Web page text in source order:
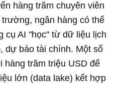
hàng trăm chuyên viên
ngân hàng có thể
cụ AI "học" từ dữ liệu lịch
dự báo tài chính. Một số
hàng trăm triệu USD để
lớn (data lake) kết hợp